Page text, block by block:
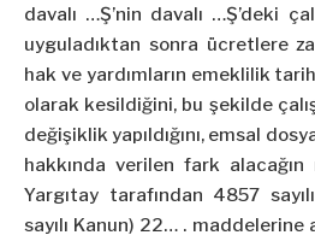
davalı …Ş’nin davalı …Ş’deki
uyguladıktan sonra ücretlere
hak ve yardımların emeklilik
olarak kesildiğini, bu şekilde
değişiklik yapıldığını, emsal
hakkında verilen fark
Yargıtay tarafından 4857
sayılı Kanun) 22… . maddelerine